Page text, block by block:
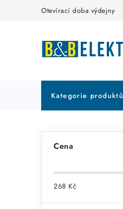
Otevírací doba výdejny
Kategorie produktů
t
Cena
268 Kč